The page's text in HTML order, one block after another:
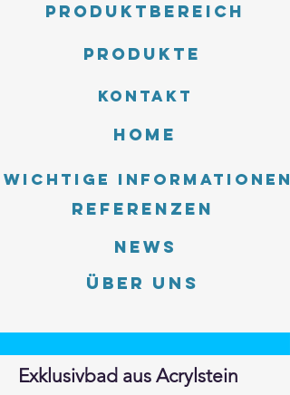
Produktbereich
Produkte
Kontakt
Home
Wichtige Informationen
Referenzen
News
Über uns
Exklusivbad aus Acrylstein